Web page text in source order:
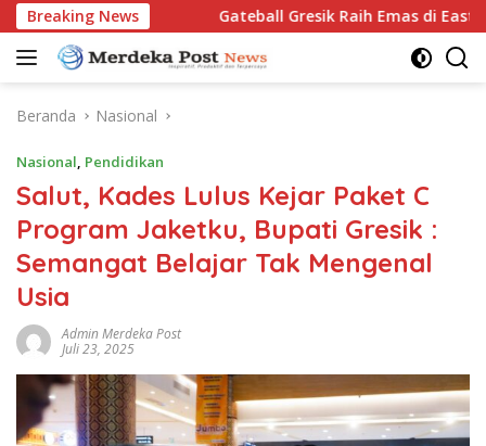
Langsung
ke
konten
Breaking News
2026 Gateball Gresik Raih Emas di East Java
Beranda Nasional
Nasional, Pendidikan
Salut, Kades Lulus Kejar Paket C
Program Jaketku, Bupati Gresik :
Semangat Belajar Tak Mengenal
Usia
Admin Merdeka Post
Juli 23, 2025